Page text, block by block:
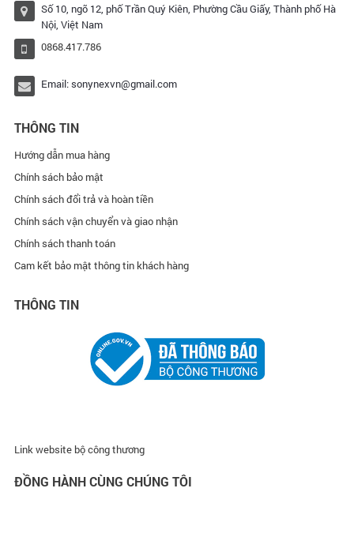
Số 10, ngõ 12, phố Trần Quý Kiên, Phường Cầu Giấy, Thành phố Hà
Nội, Việt Nam
0868.417.786
Email:sonynexvn@gmail.com
THÔNG TIN
Hướng dẫn mua hàng
Chính sách bảo mật
Chính sách đổi trả và hoàn tiền
Chính sách vận chuyển và giao nhận
Chính sách thanh toán
Cam kết bảo mật thông tin khách hàng
THÔNG TIN
Link website bộ công thương
ĐỒNG HÀNH CÙNG CHÚNG TÔI